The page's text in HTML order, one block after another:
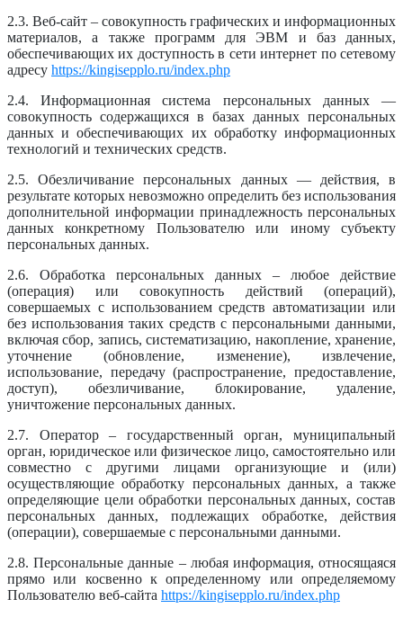
2.3. Веб-сайт – совокупность графических и информационных
материалов, а также программ для ЭВМ и баз данных,
обеспечивающих их доступность в сети интернет по сетевому
адресу https://kingisepplo.ru/index.php
2.4. Информационная система персональных данных —
совокупность содержащихся в базах данных персональных
данных и обеспечивающих их обработку информационных
технологий и технических средств.
2.5. Обезличивание персональных данных — действия, в
результате которых невозможно определить без использования
дополнительной информации принадлежность персональных
данных конкретному Пользователю или иному субъекту
персональных данных.
2.6. Обработка персональных данных – любое действие
(операция) или совокупность действий (операций),
совершаемых с использованием средств автоматизации или
без использования таких средств с персональными данными,
включая сбор, запись, систематизацию, накопление, хранение,
уточнение (обновление, изменение), извлечение,
использование, передачу (распространение, предоставление,
доступ), обезличивание, блокирование, удаление,
уничтожение персональных данных.
2.7. Оператор – государственный орган, муниципальный
орган, юридическое или физическое лицо, самостоятельно или
совместно с другими лицами организующие и (или)
осуществляющие обработку персональных данных, а также
определяющие цели обработки персональных данных, состав
персональных данных, подлежащих обработке, действия
(операции), совершаемые с персональными данными.
2.8. Персональные данные – любая информация, относящаяся
прямо или косвенно к определенному или определяемому
Пользователю веб-сайта https://kingisepplo.ru/index.php